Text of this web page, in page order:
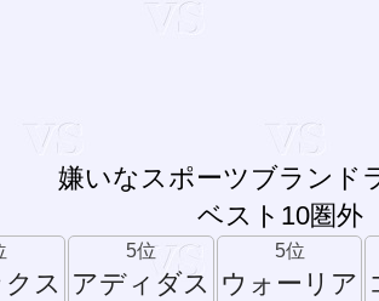
嫌いなスポーツブランド
ベスト10圏外
ス
5位
アディダス
5位
ウォーリア